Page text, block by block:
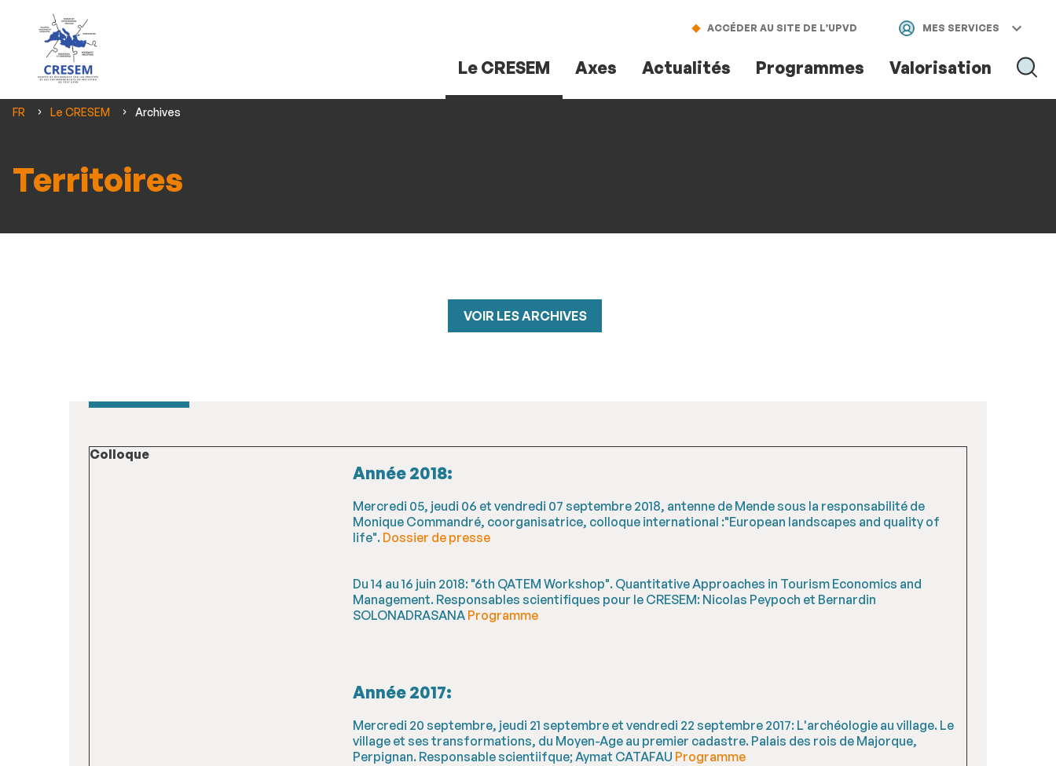
ACCÉDER AU SITE DE L’UPVD MES SERVICES
Le CRESEM Axes Actualités Programmes Valorisation
Vous
FR Le CRESEM Archives
Territoires
VOIR LES ARCHIVES
Colloque
Année 2018:
Mercredi 05, jeudi 06 et vendredi 07 septembre 2018, antenne de Mende sous la responsabilité de
Monique Commandré, coorganisatrice, colloque international :"European landscapes and quality of
life". Dossier de presse
Du 14 au 16 juin 2018: "6th QATEM Workshop". Quantitative Approaches in Tourism Economics and
Management. Responsables scientifiques pour le CRESEM: Nicolas Peypoch et Bernardin
SOLONADRASANAProgramme
Année 2017:
Mercredi 20 septembre, jeudi 21 septembre et vendredi 22 septembre 2017: L'archéologie au village. Le
village et ses transformations, du Moyen-Age au premier cadastre. Palais des rois de Majorque,
Perpignan. Responsable scientiifque; Aymat CATAFAU Programme